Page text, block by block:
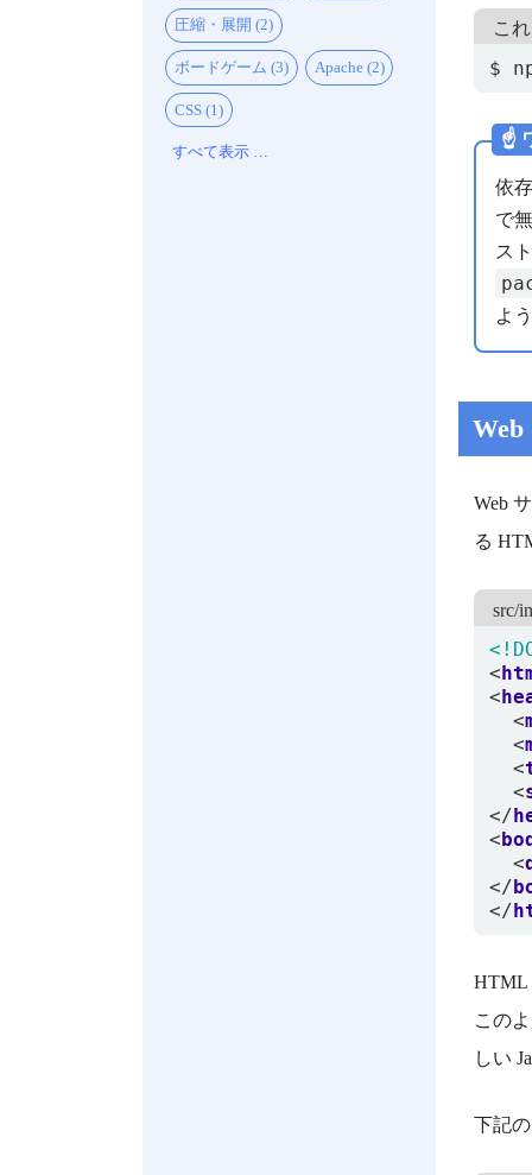
圧縮・展開 (2)
ボードゲーム (3) Apache (2)
CSS (1)
すべて表示 …
こ
$
☝️
依
で
ス
よ
Web
る
src/
<
<
<
<
<
<
</
<
<
</
</
HTML
この
しい
下記